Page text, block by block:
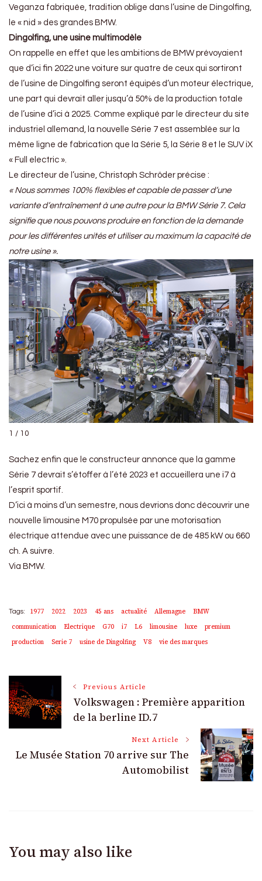
Veganza fabriquée, tradition oblige dans l’usine de Dingolfing,
le « nid » des grandes BMW.
Dingolfing, une usine multimodèle
On rappelle en effet que les ambitions de BMW prévoyaient
que d’ici fin 2022 une voiture sur quatre de ceux qui sortiront
de l’usine de Dingolfing seront équipés d’un moteur électrique,
une part qui devrait aller jusqu’à 50% de la production totale
de l’usine d’ici à 2025. Comme expliqué par le directeur du site
industriel allemand, la nouvelle Série 7 est assemblée sur la
même ligne de fabrication que la Série 5, la Série 8 et le SUV iX
« Full electric ».
Le directeur de l’usine, Christoph Schröder précise :
« Nous sommes 100% flexibles et capable de passer d’une
variante d’entraînement à une autre pour la BMW Série 7. Cela
signifie que nous pouvons produire en fonction de la demande
pour les différentes unités et utiliser au maximum la capacité de
notre usine ».
1 / 10
Sachez enfin que le constructeur annonce que la gamme
Série 7 devrait s’étoffer à l’été 2023 et accueillera une i7 à
l’esprit sportif.
D’ici à moins d’un semestre, nous devrions donc découvrir une
nouvelle limousine M70 propulsée par une motorisation
électrique attendue avec une puissance de de 485 kW ou 660
ch. A suivre.
Via BMW.
Tags: 1977 2022 2023 45 ans actualité Allemagne
BMW
communication
Electrique G70 i7 L6 limousine luxe
premium
production
Serie 7 usine de Dingolfing V8 vie des marques
Post
Navigation
Previous Article
Volkswagen : Première apparition
de la berline ID.7
Next Article
Le Musée Station 70 arrive sur The
Automobilist
You may also like